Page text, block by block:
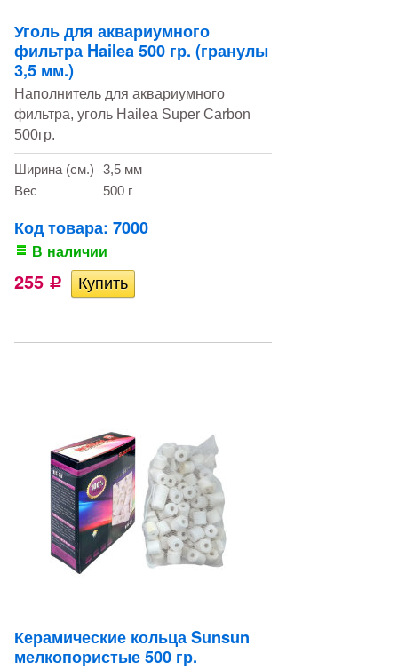
Уголь для аквариумного
фильтра Hailea 500 гр. (гранулы
3,5 мм.)
Наполнитель для аквариумного
фильтра, уголь Hailea Super Carbon
500гр.
Ширина (см.)
3,5 мм
Вес
500 г
Код товара: 7000
В наличии
255 Р
Керамические кольца Sunsun
мелкопористые 500 гр.